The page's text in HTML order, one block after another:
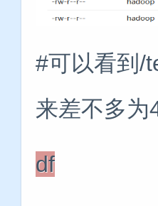
#可以看到/
来差不多为
df